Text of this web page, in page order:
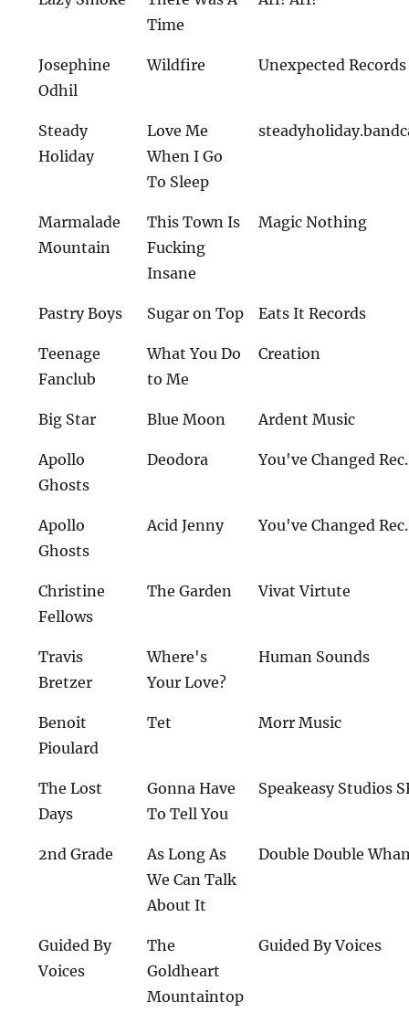
Time
Josephine
Odhil
Wildfire Unexpected Records
Steady
Holiday
Love Me
When I Go
To Sleep
Marmalade
Mountain
This Town Is
Fucking
Insane
Magic Nothing
Pastry Boys Sugar on Top Eats It Records
Teenage
Fanclub
What You Do
to Me
Creation
Big Star Blue Moon Ardent Music
Apollo
Ghosts
Deodora You've Changed Rec.
Apollo
Ghosts
Acid Jenny You've Changed Rec.
Christine
Fellows
The Garden Vivat Virtute
Travis
Bretzer
Where's
Your Love?
Human Sounds
Benoit
Pioulard
Tet Morr Music
The Lost
Days
Gonna Have
To Tell You
Speakeasy Studios
2nd Grade
As Long As
We Can Talk
About It
Double Double
Guided By
Voices
The
Goldheart
Mountaintop
Guided By Voices